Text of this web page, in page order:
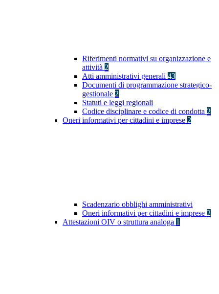
Riferimenti normativi su organizzazione e
attività 2
Atti amministrativi generali 43
Documenti di programmazione strategico-
gestionale 2
Statuti e leggi regionali
Codice disciplinare e codice di condotta 2
Oneri informativi per cittadini e imprese 2
Scadenzario obblighi amministrativi
Oneri informativi per cittadini e imprese 2
Attestazioni OIV o struttura analoga 1